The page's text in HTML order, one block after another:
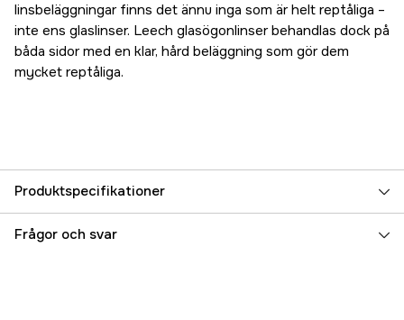
linsbeläggningar finns det ännu inga som är helt reptåliga –
inte ens glaslinser. Leech glasögonlinser behandlas dock på
båda sidor med en klar, hård beläggning som gör dem
mycket reptåliga.
Produktspecifikationer
Referensnummer 5000069162
Frågor och svar